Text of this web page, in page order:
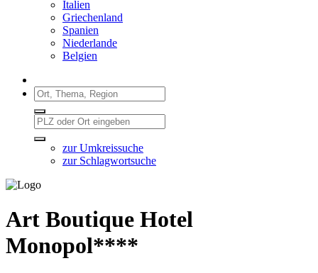
Italien
Griechenland
Spanien
Niederlande
Belgien
zur Umkreissuche
zur Schlagwortsuche
Art Boutique Hotel
Monopol****